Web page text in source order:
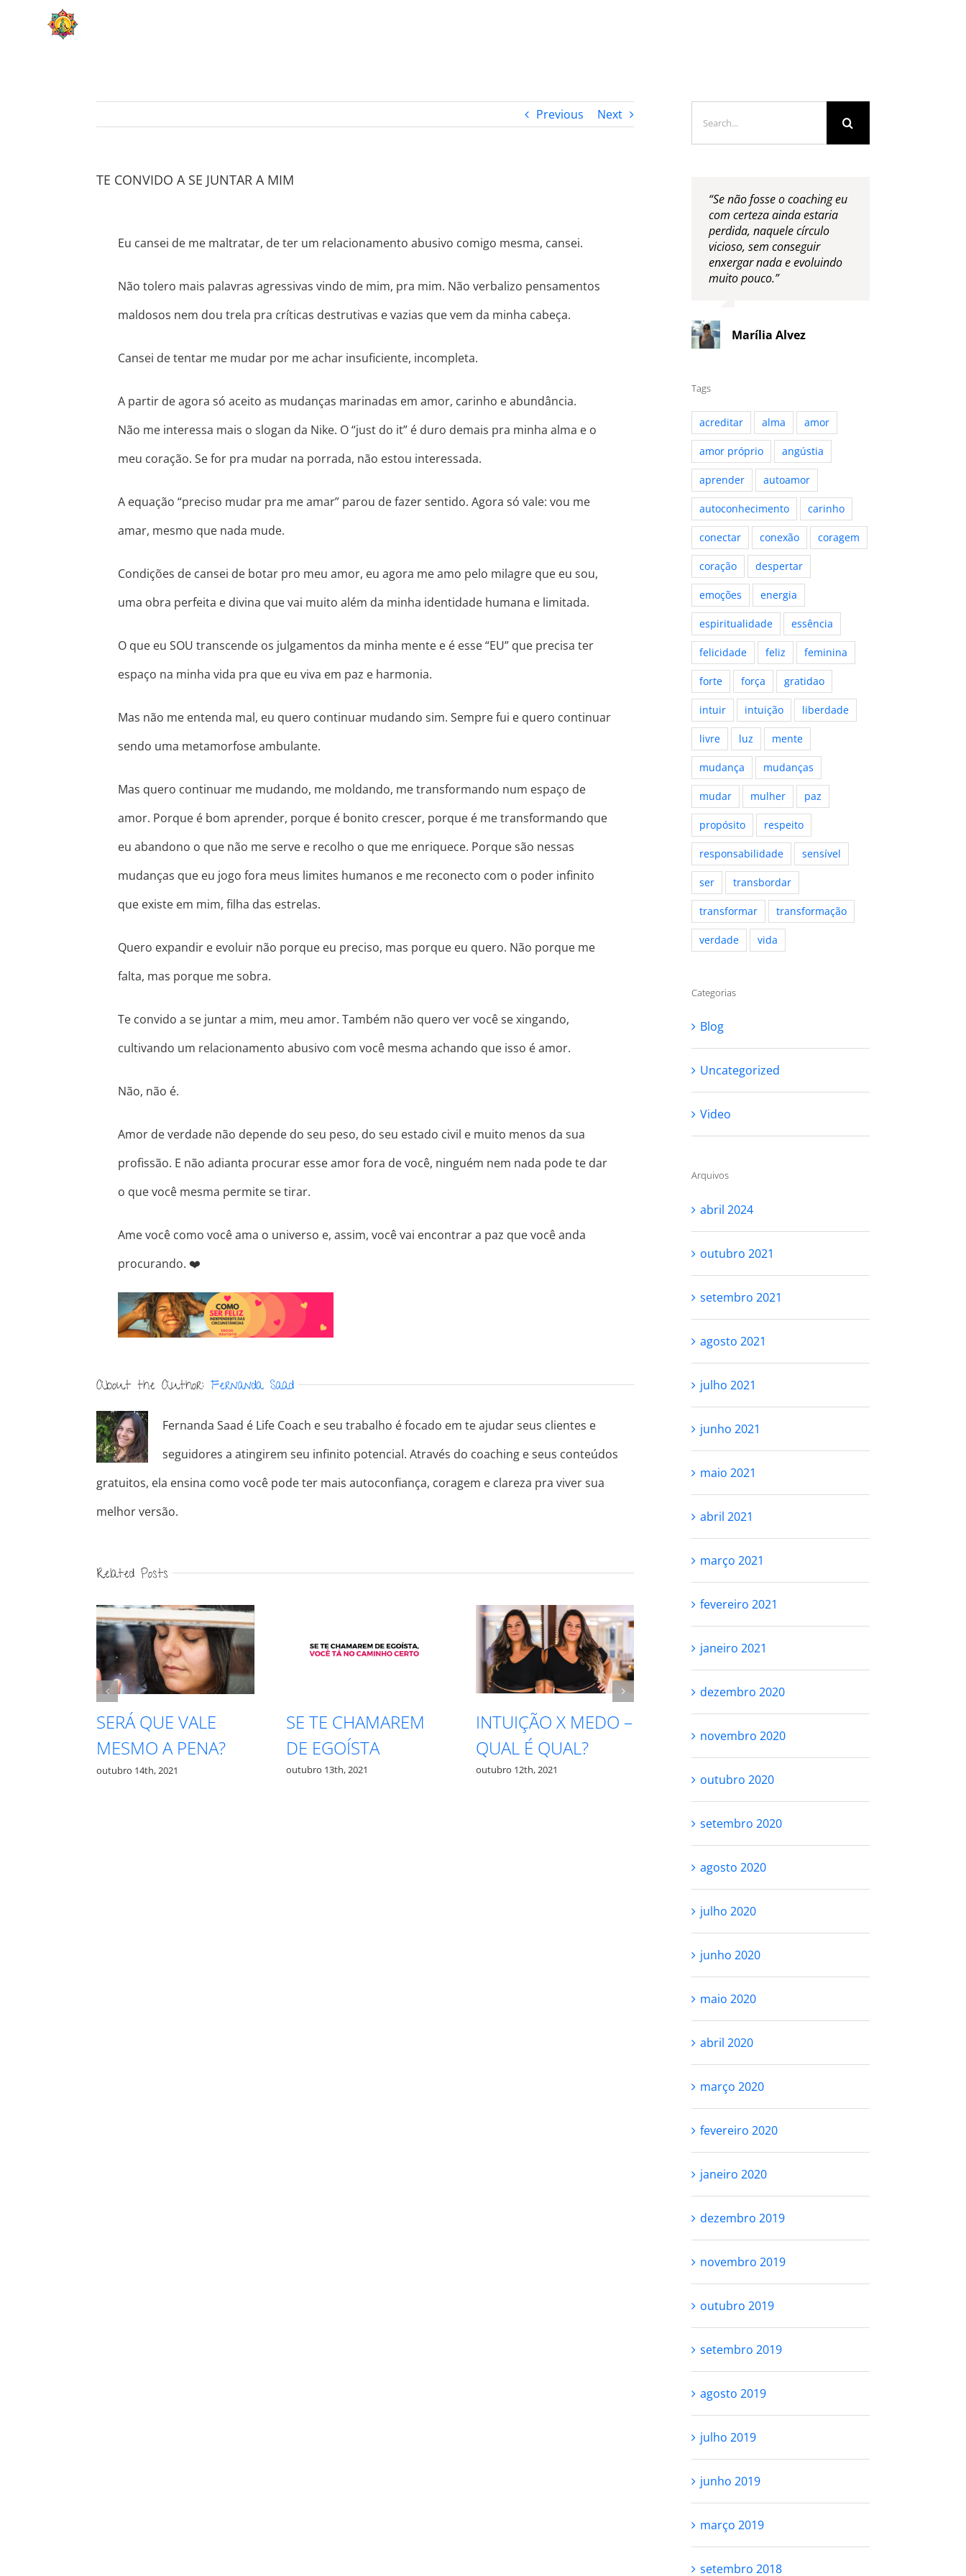
Previous Next
TE CONVIDO A SE JUNTAR A MIM
Eu cansei de me maltratar, de ter um relacionamento abusivo comigo mesma, cansei.
Não tolero mais palavras agressivas vindo de mim, pra mim. Não verbalizo pensamentos
maldosos nem dou trela pra críticas destrutivas e vazias que vem da minha cabeça.
Cansei de tentar me mudar por me achar insuficiente, incompleta.
A partir de agora só aceito as mudanças marinadas em amor, carinho e abundância.
Não me interessa mais o slogan da Nike. O “just do it” é duro demais pra minha alma e o
meu coração. Se for pra mudar na porrada, não estou interessada.
A equação “preciso mudar pra me amar” parou de fazer sentido. Agora só vale: vou me
amar, mesmo que nada mude.
Condições de cansei de botar pro meu amor, eu agora me amo pelo milagre que eu sou,
uma obra perfeita e divina que vai muito além da minha identidade humana e limitada.
O que eu SOU transcende os julgamentos da minha mente e é esse “EU” que precisa ter
espaço na minha vida pra que eu viva em paz e harmonia.
Mas não me entenda mal, eu quero continuar mudando sim. Sempre fui e quero continuar
sendo uma metamorfose ambulante.
Mas quero continuar me mudando, me moldando, me transformando num espaço de
amor. Porque é bom aprender, porque é bonito crescer, porque é me transformando que
eu abandono o que não me serve e recolho o que me enriquece. Porque são nessas
mudanças que eu jogo fora meus limites humanos e me reconecto com o poder infinito
que existe em mim, filha das estrelas.
Quero expandir e evoluir não porque eu preciso, mas porque eu quero. Não porque me
falta, mas porque me sobra.
Te convido a se juntar a mim, meu amor. Também não quero ver você se xingando,
cultivando um relacionamento abusivo com você mesma achando que isso é amor.
Não, não é.
Amor de verdade não depende do seu peso, do seu estado civil e muito menos da sua
profissão. E não adianta procurar esse amor fora de você, ninguém nem nada pode te dar
o que você mesma permite se tirar.
Ame você como você ama o universo e, assim, você vai encontrar a paz que você anda
procurando. ❤️
About the Author:Fernanda Saad
Fernanda Saad é Life Coach e seu trabalho é focado em te ajudar seus clientes e
seguidores a atingirem seu infinito potencial. Através do coaching e seus conteúdos
gratuitos, ela ensina como você pode ter mais autoconfiança, coragem e clareza pra viver sua
melhor versão.
Related Posts
SERÁ QUE VALE
MESMO A PENA?
outubro 14th, 2021
SE TE CHAMAREM
DE EGOÍSTA
outubro 13th, 2021
INTUIÇÃO X MEDO –
QUAL É QUAL?
outubro 12th, 2021
RESPEITE SEU
PROCESSO
VOCÊ NÃO
for:
“Se não fosse o coaching eu
com certeza ainda estaria
perdida, naquele círculo
vicioso, sem conseguir
enxergar nada e evoluindo
muito pouco.”
Marília Alvez
Tags
acreditar alma amor
amor próprio angústia
aprender autoamor
autoconhecimento carinho
conectar conexão coragem
coração despertar
emoções energia
espiritualidade essência
felicidade feliz feminina
forte força gratidao
intuir intuição liberdade
livre luz mente
mudança mudanças
mudar mulher paz
propósito respeito
responsabilidade sensível
ser transbordar
transformar transformação
verdade vida
Categorias
Blog
Uncategorized
Video
Arquivos
abril 2024
outubro 2021
setembro 2021
agosto 2021
julho 2021
junho 2021
maio 2021
abril 2021
março 2021
fevereiro 2021
janeiro 2021
dezembro 2020
novembro 2020
outubro 2020
setembro 2020
agosto 2020
julho 2020
junho 2020
maio 2020
abril 2020
março 2020
fevereiro 2020
janeiro 2020
dezembro 2019
novembro 2019
outubro 2019
setembro 2019
agosto 2019
julho 2019
junho 2019
março 2019
setembro 2018